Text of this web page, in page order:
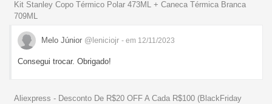
Kit Stanley Copo Térmico Polar 473ML + Caneca Térmica Branca
709ML
Melo Júnior @leniciojr - em 12/11/2023
Consegui trocar. Obrigado!
Aliexpress - Desconto De R$20 OFF A Cada R$100 (BlackFriday